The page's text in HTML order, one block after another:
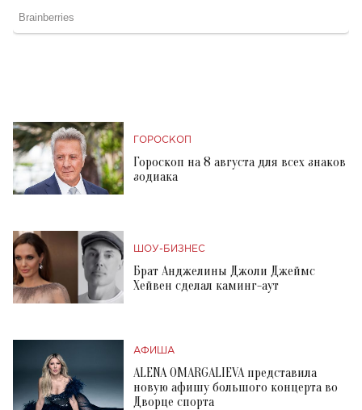
ГОРОСКОП
Гороскоп на 8 августа для всех знаков
зодиака
ШОУ-БИЗНЕС
Брат Анджелины Джоли Джеймс
Хейвен сделал каминг-аут
АФИША
ALENA OMARGALIEVA представила
новую афишу большого концерта во
Дворце спорта